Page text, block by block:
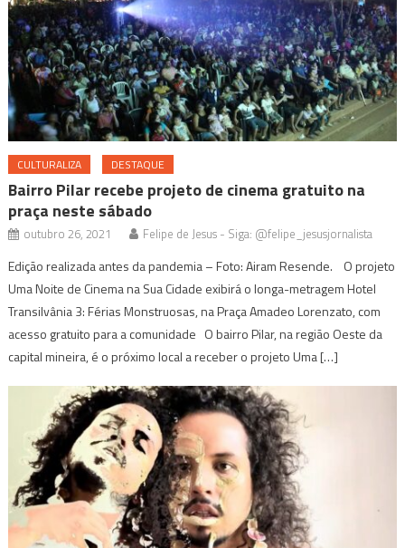
CULTURALIZA DESTAQUE
Bairro Pilar recebe projeto de cinema gratuito na
praça neste sábado
outubro 26, 2021 Felipe de Jesus - Siga: @felipe_jesusjornalista
Edição realizada antes da pandemia – Foto: Airam Resende. O projeto
Uma Noite de Cinema na Sua Cidade exibirá o longa-metragem Hotel
Transilvânia 3: Férias Monstruosas, na Praça Amadeo Lorenzato, com
acesso gratuito para a comunidade O bairro Pilar, na região Oeste da
capital mineira, é o próximo local a receber o projeto Uma […]